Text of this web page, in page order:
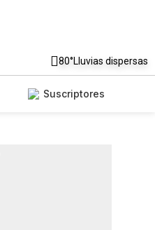
80°Lluvias dispersas
Suscriptores